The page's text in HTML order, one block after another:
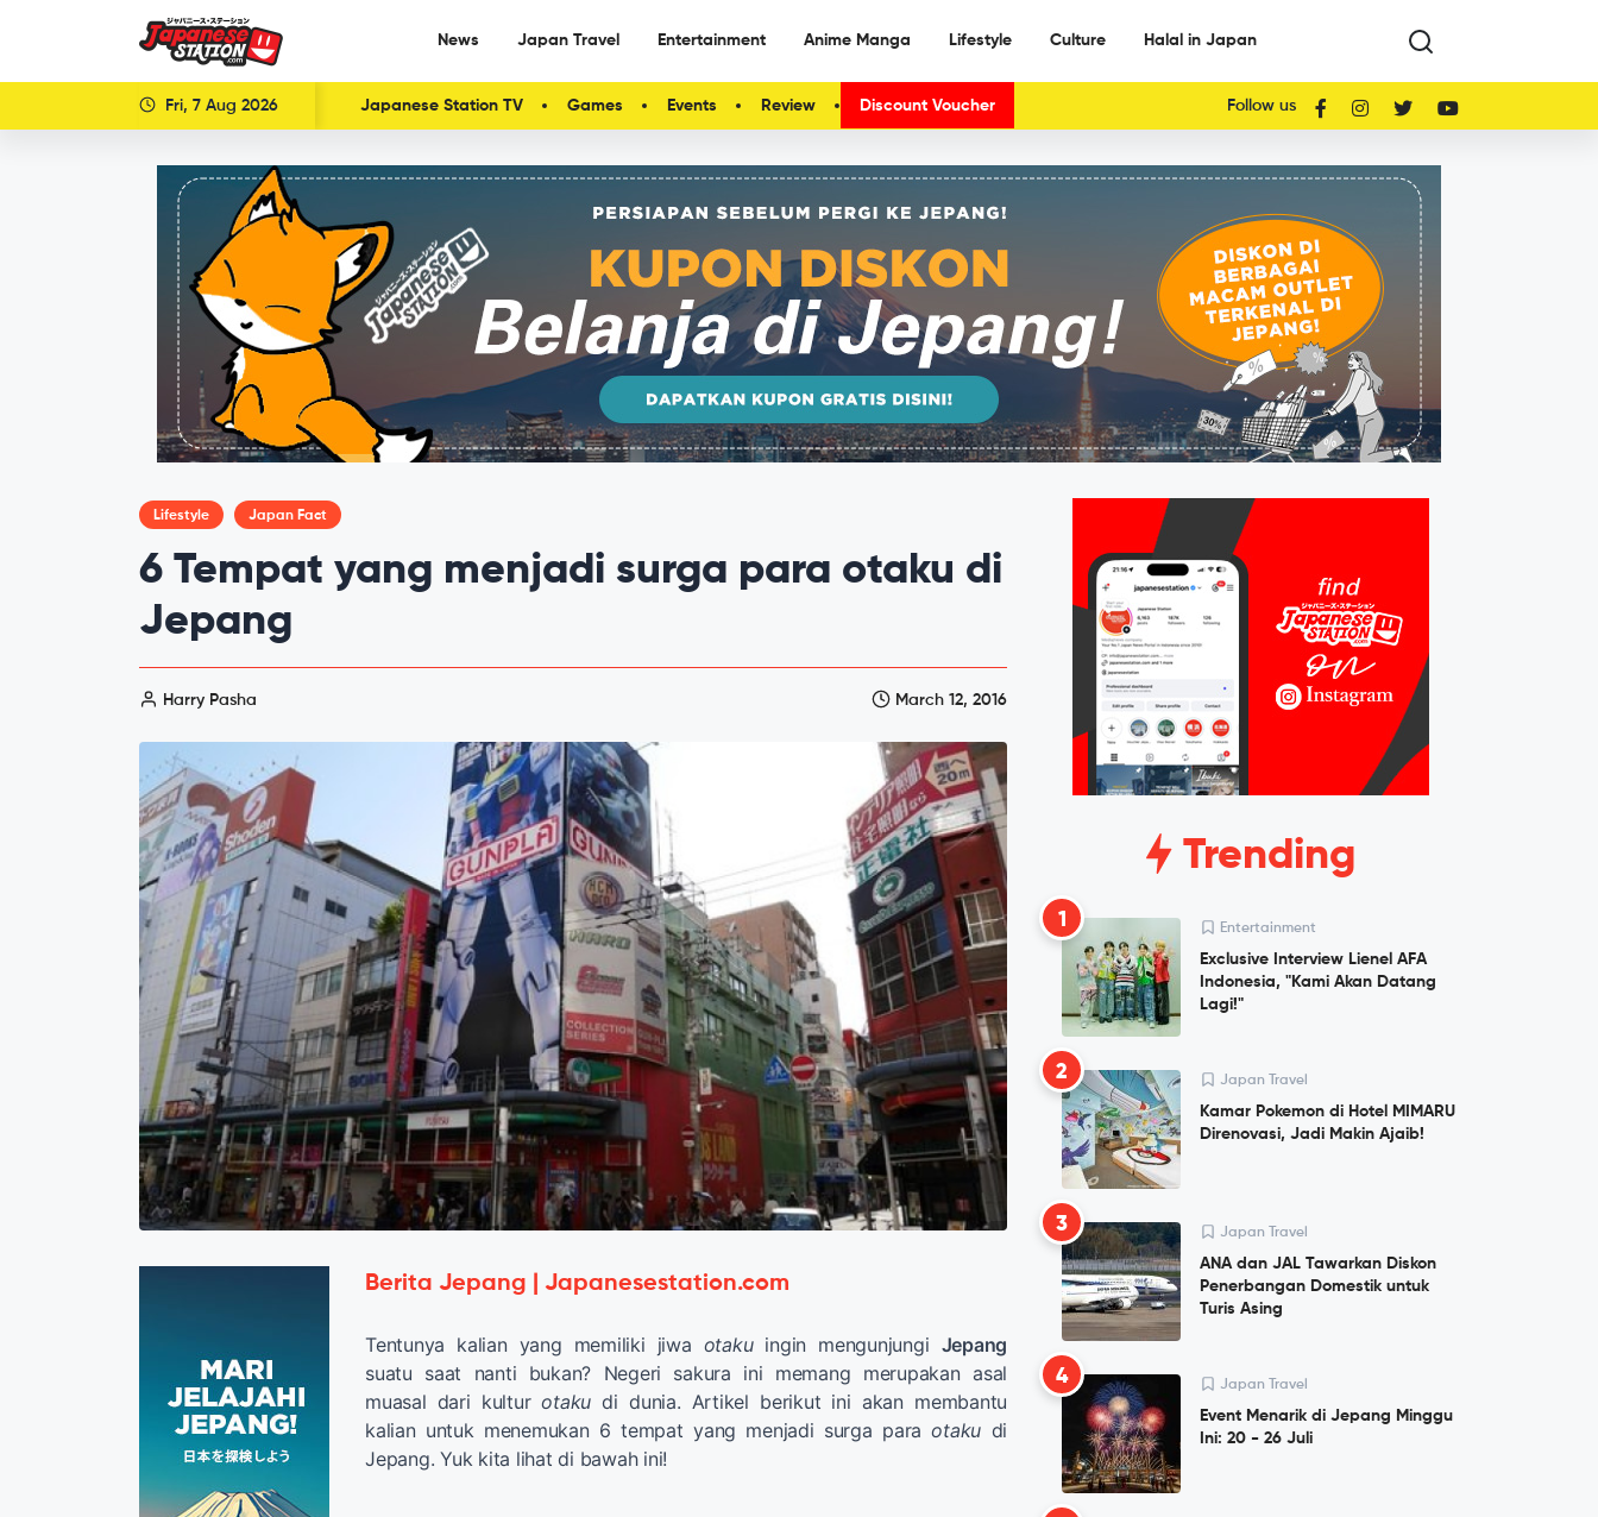
News Japan Travel Entertainment Anime Manga Lifestyle Culture Halal in Japan
Fri, 7 Aug 2026 Japanese Station TV Games Events Review Discount Voucher Follow us
Lifestyle Japan Fact
6 Tempat yang menjadi surga para otaku di
Jepang
Harry Pasha March 12, 2016
Berita Jepang | Japanesestation.com
Tentunya kalian yang memiliki jiwa otakuingin mengunjungi Jepang
suatu saat nanti bukan? Negeri sakura ini memang merupakan asal
muasal dari kulturotaku di dunia. Artikel berikut ini akan membantu
kalian untuk menemukan 6 tempat yang menjadi surga paraotaku di
Jepang. Yuk kita lihat di bawah ini!
Trending
1 Entertainment
Exclusive Interview Lienel AFA
Indonesia, "Kami Akan Datang
Lagi!"
2 Japan Travel
Kamar Pokemon di Hotel MIMARU
Direnovasi, Jadi Makin Ajaib!
3 Japan Travel
ANA dan JAL Tawarkan Diskon
Penerbangan Domestik untuk
Turis Asing
4 Japan Travel
Event Menarik di Jepang Minggu
Ini: 20 - 26 Juli